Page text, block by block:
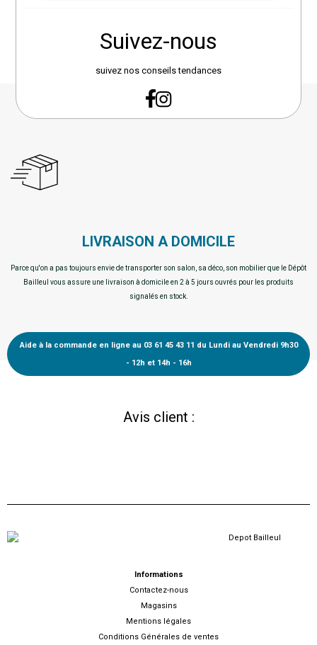
Suivez-nous
suivez nos conseils tendances
LIVRAISON A DOMICILE
Parce qu'on a pas toujours envie de transporter son salon, sa déco, son mobilier que le Dépôt
Bailleul vous assure une livraison à domicile en 2 à 5 jours ouvrés pour les produits
signalés en stock.
Aide à la commande en ligne au 03 61 45 43 11 du Lundi au Vendredi 9h30
- 12h et 14h - 16h
Avis client :
Informations
Contactez-nous
Magasins
Mentions légales
Conditions Générales de ventes